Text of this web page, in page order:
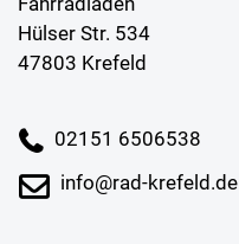
Hülser Str. 534
47803 Krefeld
02151 6506538
info@rad-krefeld.de